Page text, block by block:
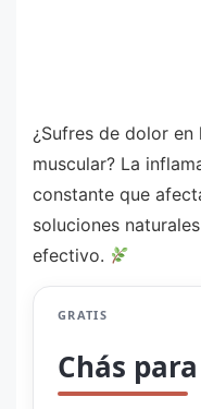
¿Sufres de dolor
muscular? La
constante que
soluciones
efectivo.
GRATIS
Chás